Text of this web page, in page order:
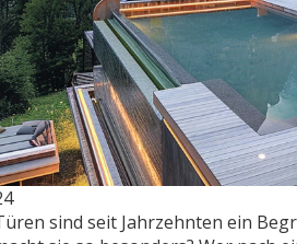
sind seit Jahrzehnten ein